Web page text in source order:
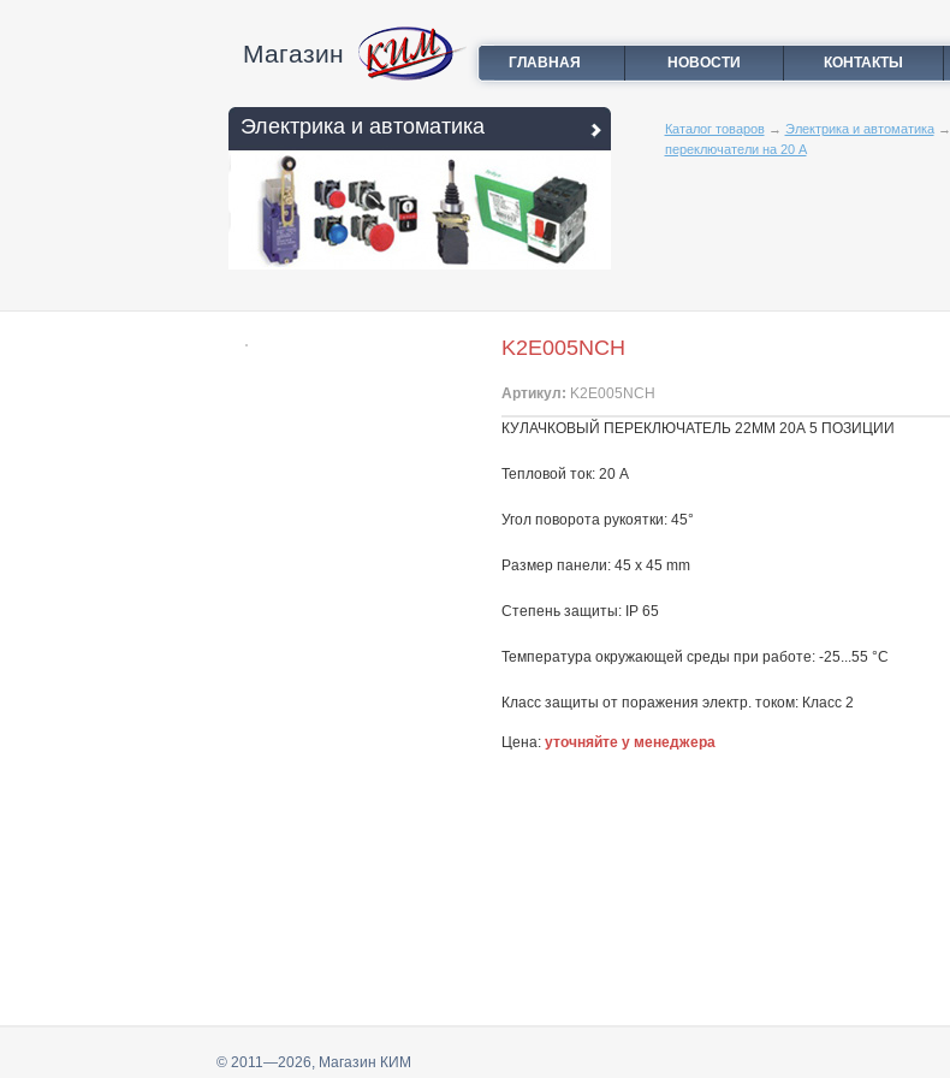
Магазин ГЛАВНАЯ НОВОСТИ КОНТАКТЫ
Электрика и автоматика Каталог товаров→ Электрика и автоматика→
переключатели на 20 А
K2E005NCH
Артикул: K2E005NCH
КУЛАЧКОВЫЙ ПЕРЕКЛЮЧАТЕЛЬ 22ММ 20А 5 ПОЗИЦИИ
Тепловой ток: 20 A
Угол поворота рукоятки: 45°
Размер панели: 45 x 45 mm
Степень защиты: IP 65
Температура окружающей среды при работе: -25...55 °C
Класс защиты от поражения электр. током: Класс 2
Цена: уточняйте у менеджера
© 2011—2026, Магазин КИМ